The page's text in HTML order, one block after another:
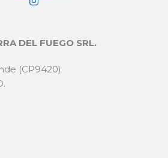
DEL FUEGO SRL.
(CP9420)